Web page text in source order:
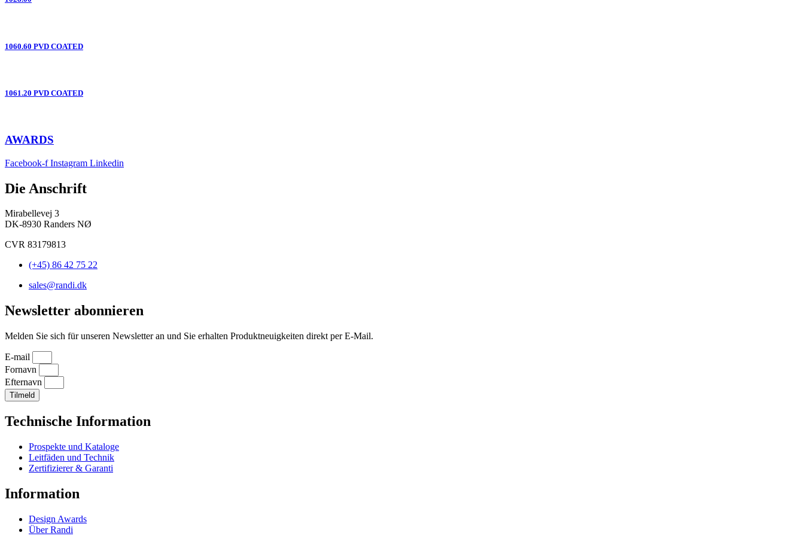
1060.60 PVD COATED
1061.20 PVD COATED
AWARDS
Facebook-f Instagram Linkedin
Die Anschrift
Mirabellevej 3
DK-8930 Randers NØ
CVR 83179813
(+45) 86 42 75 22
sales@randi.dk
Newsletter abonnieren
Melden Sie sich für unseren Newsletter an und Sie erhalten Produktneuigkeiten direkt per E-Mail.
E-mail
Fornavn
Efternavn
Tilmeld
Technische Information
Prospekte und Kataloge
Leitfäden und Technik
Zertifizierer & Garanti
Information
Design Awards
Über Randi